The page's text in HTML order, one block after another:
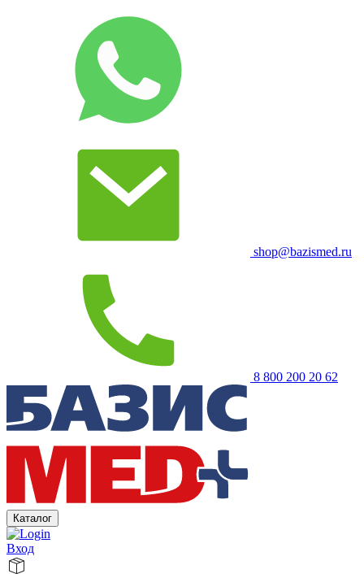
shop@bazismed.ru
8 800 200 20 62
Каталог
Вход